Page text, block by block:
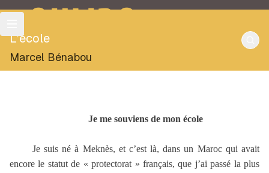
OULIPO
L’école
Marcel Bénabou
Je me souviens de mon école
Je suis né à Meknès, et c’est là, dans un Maroc qui avait
encore le statut de « protectorat » français, que j’ai passé la plus